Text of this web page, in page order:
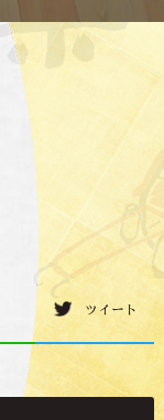
ツイート